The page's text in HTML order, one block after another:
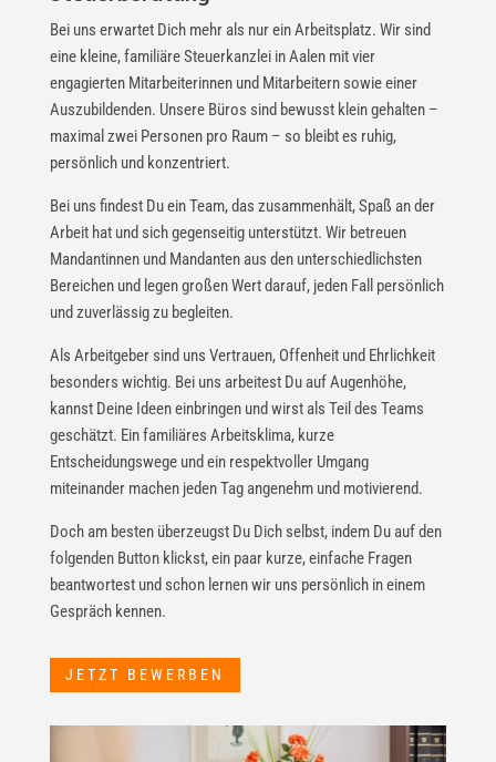
Bei uns erwartet Dich mehr als nur ein Arbeitsplatz. Wir sind
eine kleine, familiäre Steuerkanzlei in Aalen mit vier
engagierten Mitarbeiterinnen und Mitarbeitern sowie einer
Auszubildenden. Unsere Büros sind bewusst klein gehalten –
maximal zwei Personen pro Raum – so bleibt es ruhig,
persönlich und konzentriert.
Bei uns findest Du ein Team, das zusammenhält, Spaß an der
Arbeit hat und sich gegenseitig unterstützt. Wir betreuen
Mandantinnen und Mandanten aus den unterschiedlichsten
Bereichen und legen großen Wert darauf, jeden Fall persönlich
und zuverlässig zu begleiten.
Als Arbeitgeber sind uns Vertrauen, Offenheit und Ehrlichkeit
besonders wichtig. Bei uns arbeitest Du auf Augenhöhe,
kannst Deine Ideen einbringen und wirst als Teil des Teams
geschätzt. Ein familiäres Arbeitsklima, kurze
Entscheidungswege und ein respektvoller Umgang
miteinander machen jeden Tag angenehm und motivierend.
Doch am besten überzeugst Du Dich selbst, indem Du auf den
folgenden Button klickst, ein paar kurze, einfache Fragen
beantwortest und schon lernen wir uns persönlich in einem
Gespräch kennen.
JETZT BEWERBEN